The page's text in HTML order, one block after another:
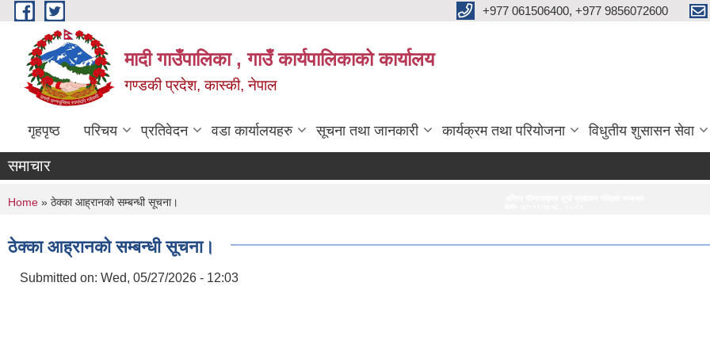
Skip to main content +977 061506400, +977 9856072600
मादी गाउँपालिका , गाउँ कार्यपालिकाको कार्यालय
गण्डकी प्रदेश, कास्की, नेपाल
गृहपृष्ठ परिचय प्रतिवेदन वडा कार्यालयहरु सूचना तथा जानकारी कार्यक्रम तथा परियोजना विधुतीय शुसासन सेवा
समाचार
You are here
Home » ठेक्का आह्रानको सम्बन्धी सूचना।
ठेक्का आह्रानको सम्बन्धी सूचना।
Submitted on: Wed, 05/27/2026 - 12:03